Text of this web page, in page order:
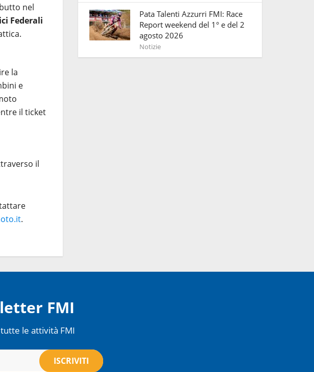
nel
Federali
la
e
il ticket
il
.
Pata Talenti Azzurri FMI: Race
Report weekend del 1° e del 2
agosto 2026
Notizie
FMI
le attività FMI